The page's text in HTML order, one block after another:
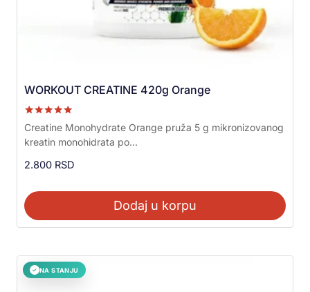
WORKOUT CREATINE 420g Orange
Ocenjeno sa
5.00
od 5
Creatine Monohydrate Orange pruža 5 g mikronizovanog
kreatin monohidrata po...
2.800 RSD
Dodaj u korpu
✓ NA STANJU